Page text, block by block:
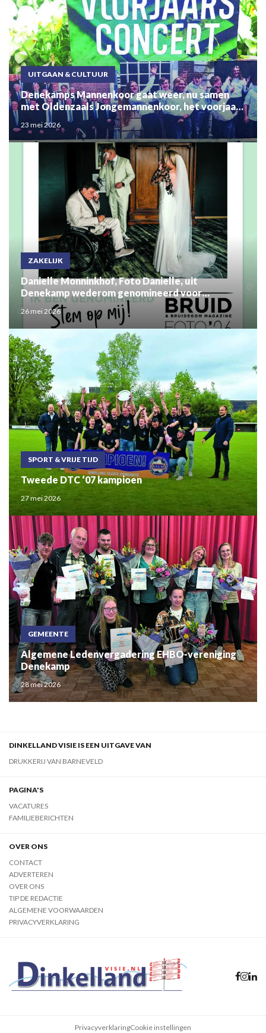
UITGAAN & CULTUUR
Denekamps Mannenkoor gaat weer, nu samen
met Oldenzaals Jongemannenkoor, het voorjaar
inzingen
23 mei 2026
ZAKELIJK
Danielle Monninkhof, Foto Danielle, uit
Denekamp wederom genomineerd voor
Bruidsfoto Award 2026
26 mei 2026
SPORT & VRIJE TIJD
Tweede DTC ‘07 kampioen
27 mei 2026
GEMEENTE
Algemene Ledenvergadering EHBO-vereniging
Denekamp
28 mei 2026
DINKELLAND VISIE IS EEN UITGAVE VAN
DRUKKERIJ VAN BARNEVELD
PAGINA'S
VACATURES
FAMILIEBERICHTEN
OVER ONS
CONTACT
ADVERTEREN
OVER ONS
TIP DE REDACTIE
ALGEMENE VOORWAARDEN
PRIVACYVERKLARING
PrivacyverklaringCookie instellingen